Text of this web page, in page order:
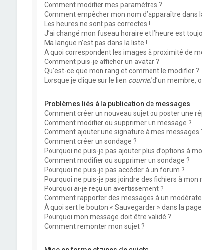
Comment modifier mes paramètres ?
Comment empêcher mon nom d’apparaître dans
Les heures ne sont pas correctes !
J’ai changé mon fuseau horaire et l’heure est
Ma langue n’est pas dans la liste !
A quoi correspondent les images à proximité de
Comment puis-je afficher un avatar ?
Qu’est-ce que mon rang et comment le modifier ?
Lorsque je clique sur le lien courrield’un membre,
Problèmes liés à la publication de messages
Comment créer un nouveau sujet ou poster une
Comment modifier ou supprimer un message ?
Comment ajouter une signature à mes messages
Comment créer un sondage ?
Pourquoi ne puis-je pas ajouter plus d’options à
Comment modifier ou supprimer un sondage ?
Pourquoi ne puis-je pas accéder à un forum ?
Pourquoi ne puis-je pas joindre des fichiers à mon
Pourquoi ai-je reçu un avertissement ?
Comment rapporter des messages à un
À quoi sert le bouton « Sauvegarder » dans la
Pourquoi mon message doit être validé ?
Comment remonter mon sujet ?